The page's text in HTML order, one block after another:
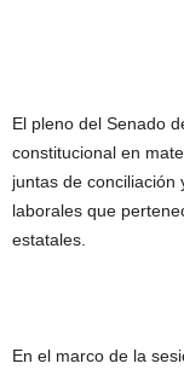
El pleno del Senado
constitucional en
juntas de
laborales que
estatales.
En el marco de la